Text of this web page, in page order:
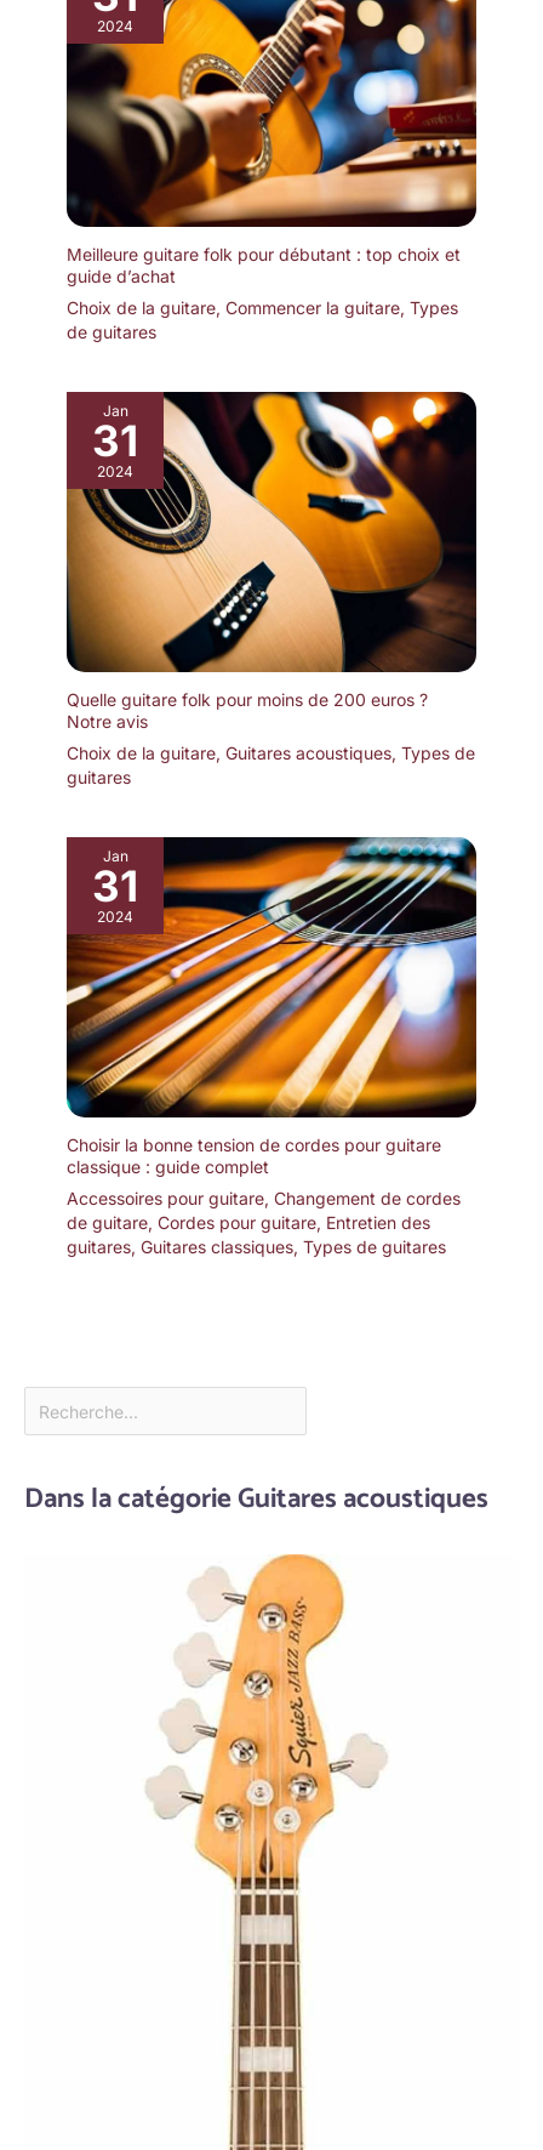
2024
Meilleure guitare folk pour débutant : top choix et
guide d’achat
Choix de la guitare, Commencer la guitare, Types
de guitares
Jan
31
2024
Quelle guitare folk pour moins de 200 euros ?
Notre avis
Choix de la guitare, Guitares acoustiques, Types de
guitares
Jan
31
2024
Choisir la bonne tension de cordes pour guitare
classique : guide complet
Accessoires pour guitare, Changement de cordes
de guitare, Cordes pour guitare, Entretien des
guitares, Guitares classiques, Types de guitares
Dans la catégorie Guitares acoustiques